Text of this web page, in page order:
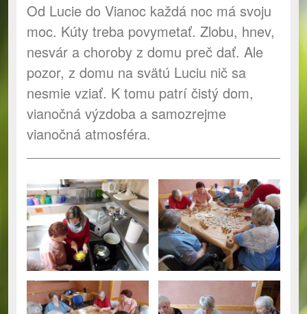
Od Lucie do Vianoc každá noc má svoju
moc. Kúty treba povymetať. Zlobu, hnev,
nesvár a choroby z domu preč dať. Ale
pozor, z domu na svätú Luciu nič sa
nesmie vziať. K tomu patrí čistý dom,
vianočná výzdoba a samozrejme
vianočná atmosféra.